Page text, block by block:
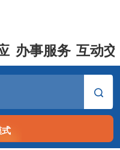
办事服务 互动